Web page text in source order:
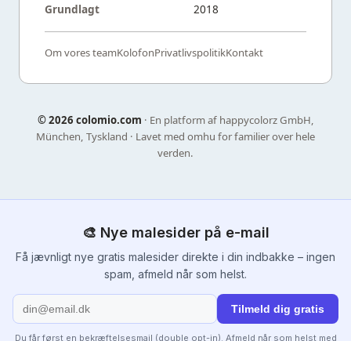
Grundlagt
2018
Om vores teamKolofonPrivatlivspolitikKontakt
©2026 colomio.com · En platform af happycolorz GmbH,
München, Tyskland · Lavet med omhu for familier over hele
verden.
🎨 Nye malesider på e-mail
Få jævnligt nye gratis malesider direkte i din indbakke – ingen
spam, afmeld når som helst.
Tilmeld dig gratis
Du får først en bekræftelsesmail (double opt-in). Afmeld når som helst med